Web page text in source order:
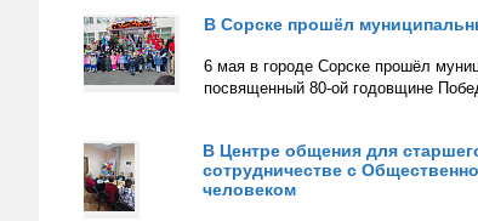
В Сорске прошёл
6 мая в городе Сорске прошёл
посвященный 80-ой годовщине
В Центре общения для
сотрудничестве с
человеком